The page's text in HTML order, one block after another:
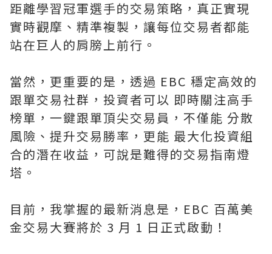
距離學習冠軍選手的交易策略，真正實現
實時觀摩、精準複製，讓每位交易者都能
站在巨人的肩膀上前行。
當然，更重要的是，透過 EBC 穩定高效的
跟單交易社群，投資者可以 即時關注高手
榜單，一鍵跟單頂尖交易員，不僅能 分散
風險、提升交易勝率，更能 最大化投資組
合的潛在收益，可說是難得的交易指南燈
塔。
目前，我掌握的最新消息是，EBC 百萬美
金交易大賽將於 3 月 1 日正式啟動！